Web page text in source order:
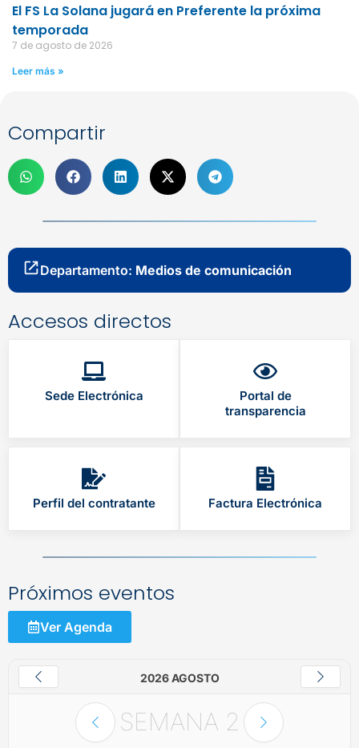
El FS La Solana jugará en Preferente la próxima
temporada
7 de agosto de 2026
Leer más »
Compartir
Departamento: Medios de comunicación
Accesos directos
Sede Electrónica
Portal de
transparencia
Perfil del contratante Factura Electrónica
Próximos eventos
Ver Agenda
2026 AGOSTO
SEMANA 2